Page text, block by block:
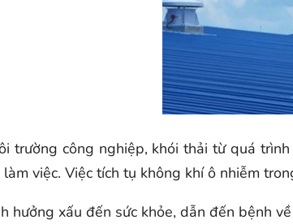
trường công nghiệp, khói thải từ quá
việc. Việc tích tụ không khí ô nhiễm
hưởng xấu đến sức khỏe, dẫn đến bệnh